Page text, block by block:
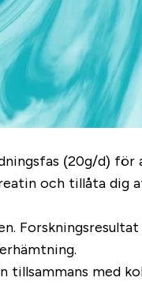
(20g/d)
och tillåta
med